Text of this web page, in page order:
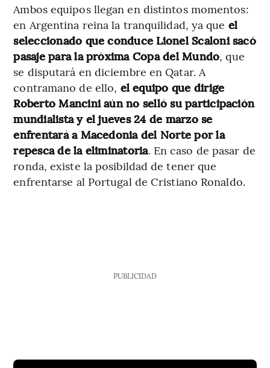
Ambos equipos llegan en distintos momentos:
en Argentina reina la tranquilidad, ya que el
seleccionado que conduce Lionel Scaloni sacó
pasaje para la próxima Copa del Mundo, que
se disputará en diciembre en Qatar. A
contramano de ello, el equipo que dirige
Roberto Mancini aún no selló su participación
mundialista y el jueves 24 de marzo se
enfrentará a Macedonia del Norte por la
repesca de la eliminatoria. En caso de pasar de
ronda, existe la posibildad de tener que
enfrentarse al Portugal de Cristiano Ronaldo.
PUBLICIDAD